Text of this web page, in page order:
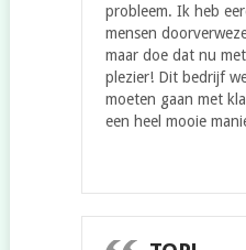
probleem. Ik heb
mensen
maar doe dat nu
plezier! Dit bedrijf
moeten gaan met
een heel mooie